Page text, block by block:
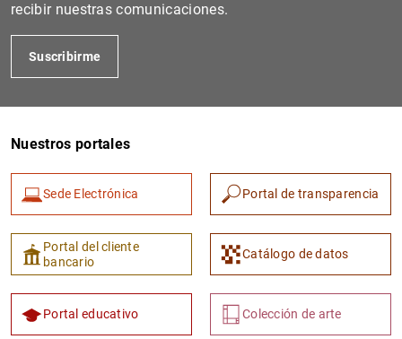
recibir nuestras comunicaciones.
Suscribirme
Nuestros portales
Sede Electrónica Portal de transparencia
Portal del cliente
bancario
Catálogo de datos
Portal educativo Colección de arte